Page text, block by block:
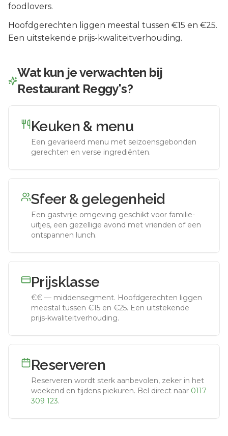
foodlovers.
Hoofdgerechten liggen meestal tussen €15 en €25.
Een uitstekende prijs-kwaliteitverhouding.
Wat kun je verwachten bij
Restaurant Reggy's?
Keuken & menu
Een gevarieerd menu met seizoensgebonden
gerechten en verse ingrediënten.
Sfeer & gelegenheid
Een gastvrije omgeving geschikt voor familie-
uitjes, een gezellige avond met vrienden of een
ontspannen lunch.
Prijsklasse
€€ — middensegment. Hoofdgerechten liggen
meestal tussen €15 en €25. Een uitstekende
prijs-kwaliteitverhouding.
Reserveren
Reserveren wordt sterk aanbevolen, zeker in het
weekend en tijdens piekuren. Bel direct naar 0117
309 123.